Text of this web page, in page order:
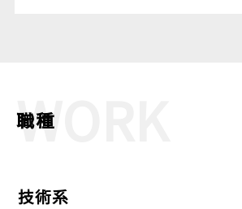
WORK
職種
技術系